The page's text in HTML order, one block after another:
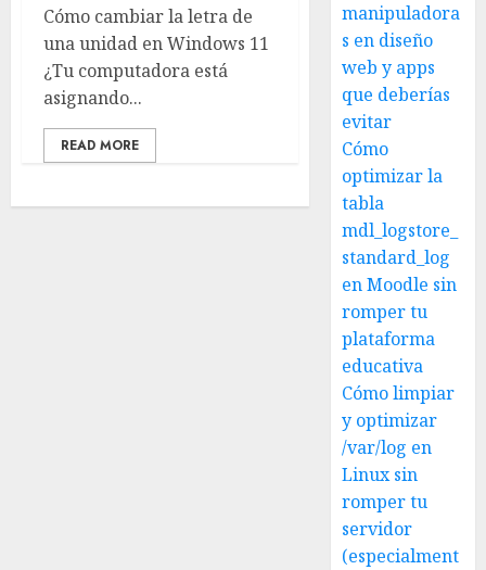
Cómo cambiar la letra de
una unidad en Windows 11
¿Tu computadora está
asignando...
READ MORE
manipuladora
s en diseño
web y apps
que deberías
evitar
Cómo
optimizar la
tabla
mdl_logstore_
standard_log
en Moodle sin
romper tu
plataforma
educativa
Cómo limpiar
y optimizar
/var/log en
Linux sin
romper tu
servidor
(especialment